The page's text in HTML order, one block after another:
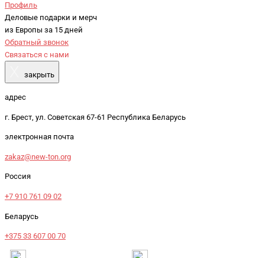
Профиль
Деловые подарки и мерч
из Европы за 15 дней
Обратный звонок
Связаться с нами
закрыть
адрес
г. Брест, ул. Советская 67-61 Республика Беларусь
электронная почта
zakaz@new-ton.org
Россия
+7 910 761 09 02
Беларусь
+375 33 607 00 70